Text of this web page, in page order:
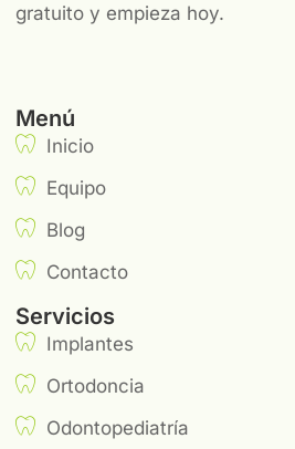
gratuito y empieza hoy.
Menú
Inicio
Equipo
Blog
Contacto
Servicios
Implantes
Ortodoncia
Odontopediatría